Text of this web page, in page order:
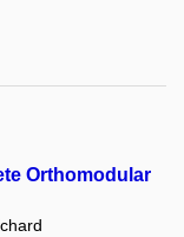
Orthomodular